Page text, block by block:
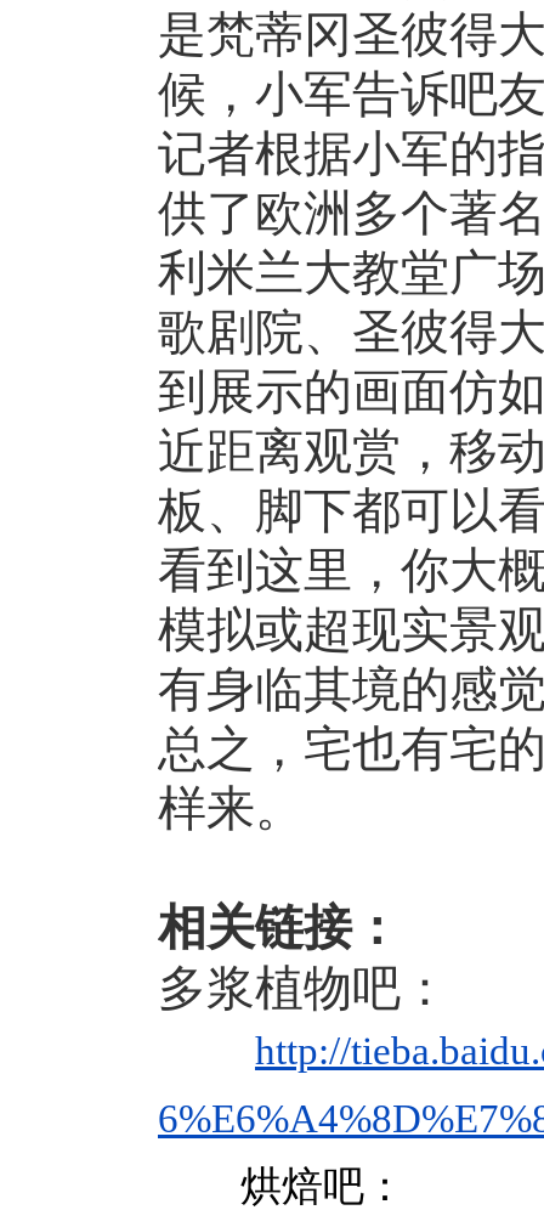
是梵蒂冈圣彼得
候，小军告诉吧
记者根据小军的
供了欧洲多个著
利米兰大教堂广
歌剧院、圣彼得
到展示的画面仿
近距离观赏，移
板、脚下都可以
看到这里，你大
模拟或超现实景
有身临其境的感
总之，宅也有宅
样来。
相关链接：
多浆植物吧：
http://
烘焙吧：